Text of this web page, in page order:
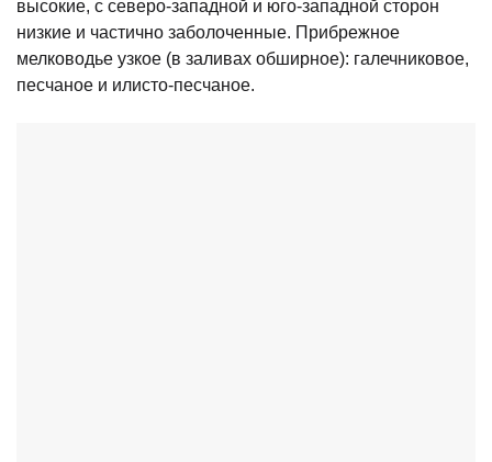
высокие, с северо-западной и юго-западной сторон
низкие и частично заболоченные. Прибрежное
мелководье узкое (в заливах обширное): галечниковое,
песчаное и илисто-песчаное.